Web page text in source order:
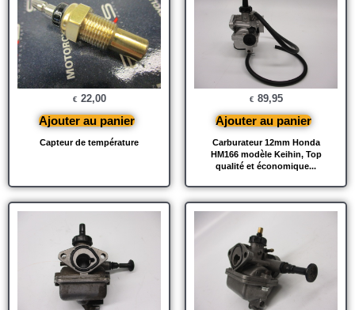
Capteur de température
€ 22,00
Ajouter au panier
Carburateur 12mm Honda
HM166 modèle Keihin, Top
qualité et économique...
€ 89,95
Ajouter au panier